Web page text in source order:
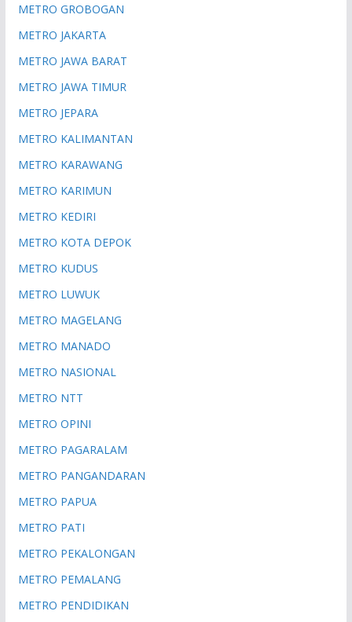
METRO GROBOGAN
METRO JAKARTA
METRO JAWA BARAT
METRO JAWA TIMUR
METRO JEPARA
METRO KALIMANTAN
METRO KARAWANG
METRO KARIMUN
METRO KEDIRI
METRO KOTA DEPOK
METRO KUDUS
METRO LUWUK
METRO MAGELANG
METRO MANADO
METRO NASIONAL
METRO NTT
METRO OPINI
METRO PAGARALAM
METRO PANGANDARAN
METRO PAPUA
METRO PATI
METRO PEKALONGAN
METRO PEMALANG
METRO PENDIDIKAN